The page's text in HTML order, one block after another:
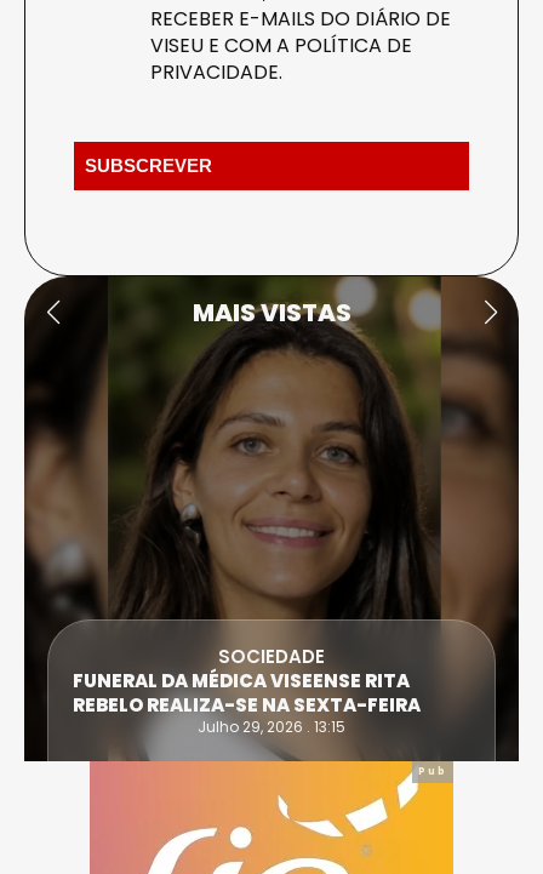
RECEBER E-MAILS DO DIÁRIO DE
VISEU E COM A POLÍTICA DE
PRIVACIDADE.
MAIS VISTAS
SOCIEDADE
FUNERAL DA MÉDICA VISEENSE RITA
REBELO REALIZA-SE NA SEXTA-FEIRA
Julho 29, 2026 . 13:15
Pub